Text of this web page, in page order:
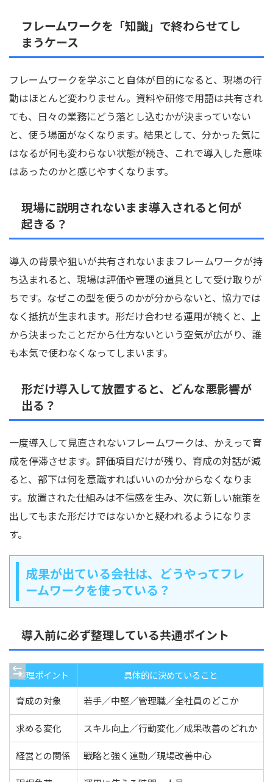
フレームワークを「知識」で終わらせてし
まうケース
フレームワークを学ぶこと自体が目的になると、現場の行
動はほとんど変わりません。資料や研修で用語は共有され
ても、日々の業務にどう落とし込むかが決まっていない
と、使う場面がなくなります。結果として、分かった気に
はなるが何も変わらない状態が続き、これで導入した意味
はあったのかと感じやすくなります。
現場に説明されないまま導入されると何が
起きる？
導入の背景や狙いが共有されないままフレームワークが持
ち込まれると、現場は評価や管理の道具として受け取りが
ちです。なぜこの型を使うのかが分からないと、協力では
なく抵抗が生まれます。形だけ合わせる運用が続くと、上
から決まったことだから仕方ないという空気が広がり、誰
も本気で使わなくなってしまいます。
形だけ導入して放置すると、どんな悪影響が
出る？
一度導入して見直されないフレームワークは、かえって育
成を停滞させます。評価項目だけが残り、育成の対話が減
ると、部下は何を意識すればいいのか分からなくなりま
す。放置された仕組みは不信感を生み、次に新しい施策を
出してもまた形だけではないかと疑われるようになりま
す。
成果が出ている会社は、どうやってフレ
ームワークを使っている？
導入前に必ず整理している共通ポイント
整理ポイント
具体的に決めていること
育成の対象
若手／中堅／管理職／全社員のどこか
求める変化 スキル向上／行動変化／成果改善のどれか
経営との関係 戦略と強く連動／現場改善中心